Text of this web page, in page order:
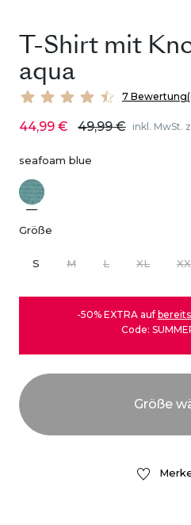
T-Shirt mit
aqua
7
44,99 € 49,99 € inkl. MwSt.
seafoam blue
Größe
S M L XL
-50% EXTRA auf
Code: